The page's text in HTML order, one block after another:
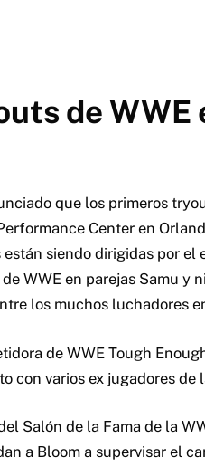
de WWE
que los primeros
Center en
están siendo dirigidas por el
WWE en parejas Samu y
los muchos luchadores
de WWE Tough
con varios ex jugadores de
Salón de la Fama de la
a Bloom a supervisar el